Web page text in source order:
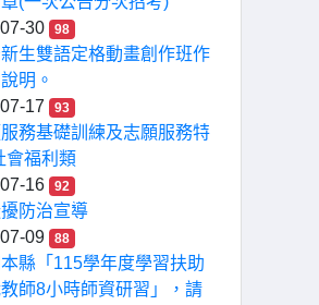
30
98
生雙語定格動畫創作班作
明。
17
93
務基礎訓練及志願服務特
會福利類
16
92
防治宣導
09
88
縣「115學年度學習扶助
師8小時師資研習」，請